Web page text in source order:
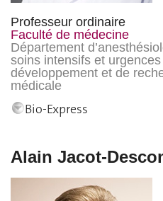
Professeur ordinaire
Faculté de médecine
Département
soins intensifs et
développement et de
médicale
Bio-Express
Alain Jacot-